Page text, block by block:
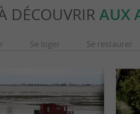
DÉCOUVRIR AUX
Se loger Se restaurer